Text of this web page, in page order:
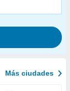
Más ciudades